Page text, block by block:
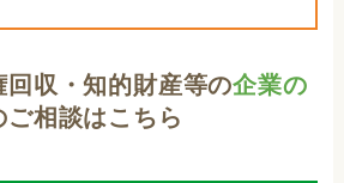
収・知的財産等の企業の
ご相談はこちら